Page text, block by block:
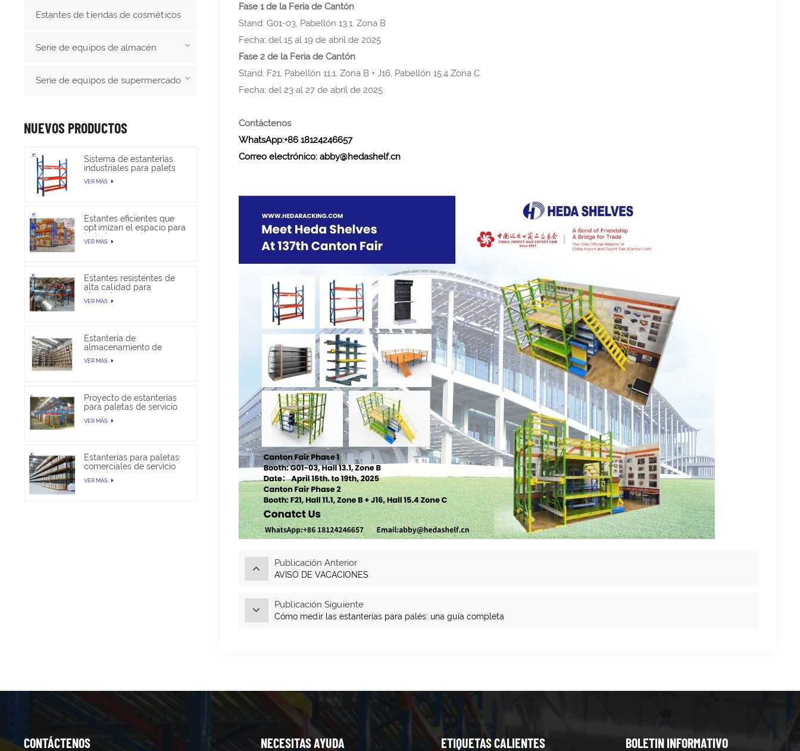
Fase 1 de la Feria de Cantón
Stand: G01-03, Pabellón 13.1, Zona B
Fecha: del 15 al 19 de abril de 2025
Fase 2 de la Feria de Cantón
Stand: F21, Pabellón 11.1, Zona B + J16, Pabellón 15.4 Zona C
Fecha: del 23 al 27 de abril de 2025
Contáctenos
WhatsApp:+86 18124246657
Correo electrónico: abby@hedashelf.cn
Publicación Anterior
AVISO DE VACACIONES
Publicación Siguiente
Cómo medir las estanterías para palés: una guía completa
Estantes de tiendas de cosméticos
Serie de equipos de almacén
Serie de equipos de supermercado
NUEVOS PRODUCTOS
Sistema de estanterías
industriales para palets
de alta resistencia para
almacenamiento en
VER MÁS
Estantes eficientes que
optimizan el espacio para
trabajos pesados en
almacenes
VER MÁS
Estantes resistentes de
alta calidad para
almacén
VER MÁS
Estantería de
almacenamiento de
paletas selectivas en
venta
VER MÁS
Proyecto de estanterías
para paletas de servicio
pesado
VER MÁS
Estanterías para paletas
comerciales de servicio
pesado
VER MÁS
CONTÁCTENOS NECESITAS AYUDA ETIQUETAS CALIENTES BOLETIN INFORMATIVO